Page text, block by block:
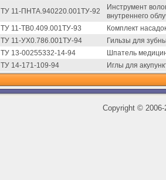
ТУ 11-ПНТА.940220.001ТУ-92
Инструмент
внутреннего
ТУ 11-ТВ0.409.001ТУ-93
Комплект
ТУ 11-УХ0.786.001ТУ-94
Гильзы для
ТУ 13-00255332-14-94
Шпатель
ТУ 14-171-109-94
Иглы для
Copyright ©